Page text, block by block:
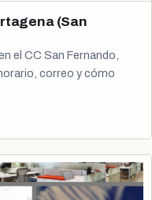
(San
el CC San Fernando,
correo y cómo